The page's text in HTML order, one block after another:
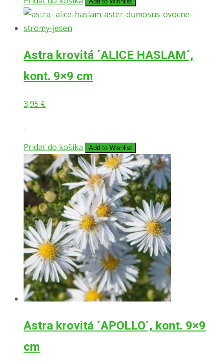
Astra krovitá ´ALICE HASLAM´,
kont. 9×9 cm
3,95 €
Pridať do košíka Add to Wishlist
Astra krovitá ´APOLLO´, kont. 9×9
cm